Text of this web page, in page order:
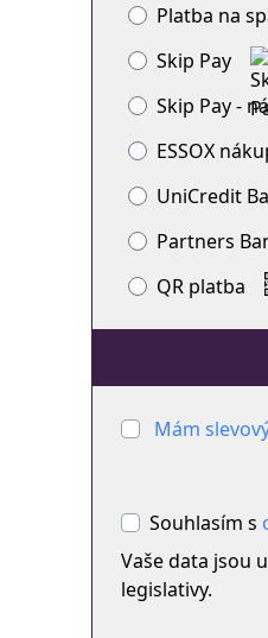
Platba na
Skip Pay
Skip Pay -
ESSOX
UniCredit
Partners
QR platba
Mám
Souhlasím s
Vaše data jsou
legislativy.